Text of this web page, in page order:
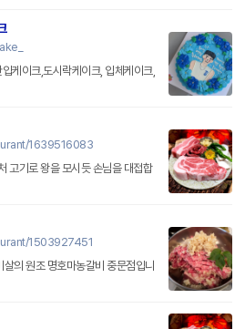
케이크,도시락케이크, 입체케이크,
1639516083
고기로 왕을 모시듯 손님을 대접합
1503927451
의 원조 명호마농갈비 중문점입니